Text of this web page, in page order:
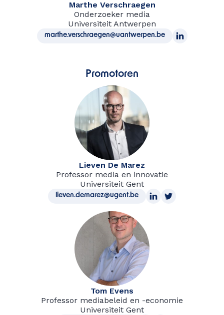
Marthe Verschraegen
Onderzoeker media
Universiteit Antwerpen
marthe.verschraegen@uantwerpen.be
Promotoren
Lieven De Marez
Professor media en innovatie
Universiteit Gent
lieven.demarez@ugent.be
Tom Evens
Professor mediabeleid en -economie
Universiteit Gent